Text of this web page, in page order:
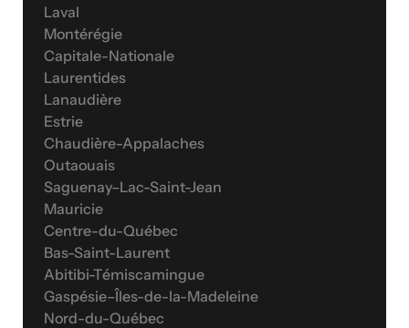
Laval
Montérégie
Capitale-Nationale
Laurentides
Lanaudière
Estrie
Chaudière-Appalaches
Outaouais
Saguenay–Lac-Saint-Jean
Mauricie
Centre-du-Québec
Bas-Saint-Laurent
Abitibi-Témiscamingue
Gaspésie–Îles-de-la-Madeleine
Nord-du-Québec